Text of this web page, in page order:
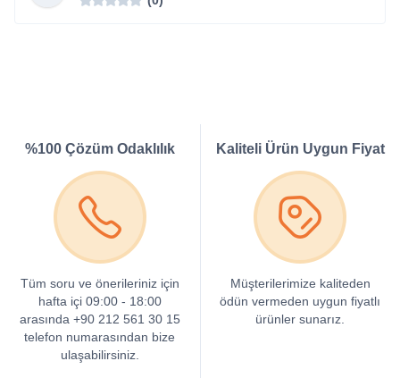
%100 Çözüm Odaklılık
Tüm soru ve önerileriniz için
hafta içi 09:00 - 18:00
arasında +90 212 561 30 15
telefon numarasından bize
ulaşabilirsiniz.
Kaliteli Ürün Uygun Fiyat
Müşterilerimize kaliteden
ödün vermeden uygun fiyatlı
ürünler sunarız.